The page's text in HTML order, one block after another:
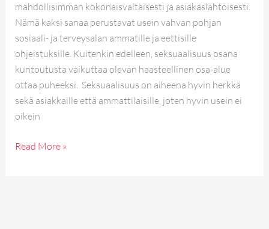
mahdollisimman kokonaisvaltaisesti ja asiakaslähtöisesti.
Nämä kaksi sanaa perustavat usein vahvan pohjan
sosiaali- ja terveysalan ammatille ja eettisille
ohjeistuksille. Kuitenkin edelleen, seksuaalisuus osana
kuntoutusta vaikuttaa olevan haasteellinen osa-alue
ottaa puheeksi. Seksuaalisuus on aiheena hyvin herkkä
sekä asiakkaille että ammattilaisille, joten hyvin usein ei
oikein
Read More »